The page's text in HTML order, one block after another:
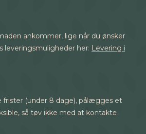
ankommer, lige når du ønsker
leveringsmuligheder her: Levering i
frister (under 8 dage), pålægges et
så tøv ikke med at kontakte